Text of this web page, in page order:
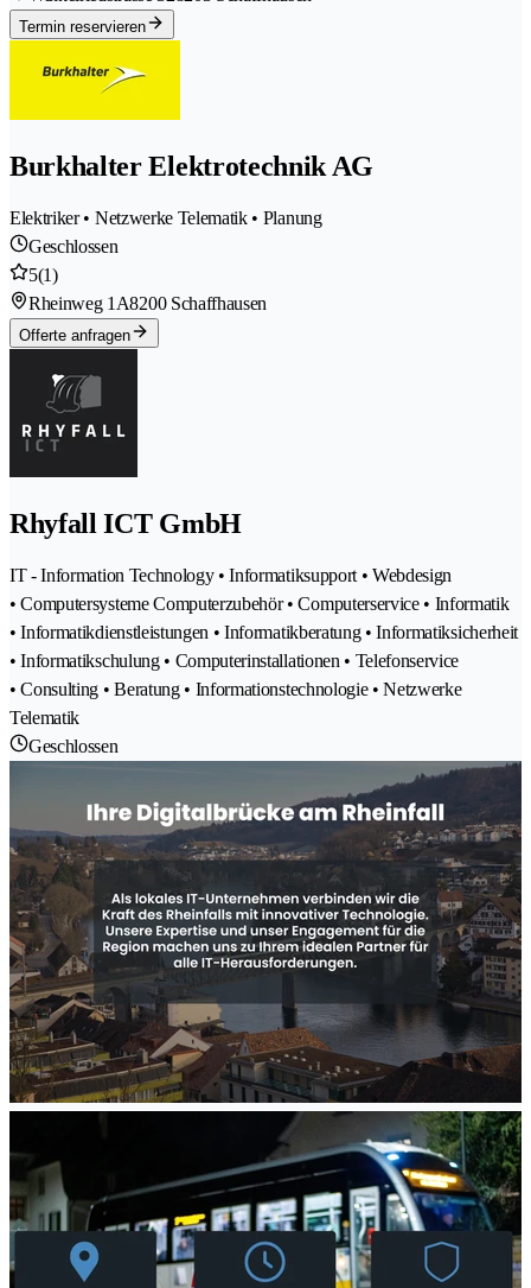
Termin reservieren
Burkhalter Elektrotechnik AG
Elektriker • Netzwerke Telematik • Planung
Geschlossen
5(1)
Rheinweg 1A8200 Schaffhausen
Offerte anfragen
Rhyfall ICT GmbH
IT - Information Technology • Informatiksupport • Webdesign
• Computersysteme Computerzubehör • Computerservice • Informatik
• Informatikdienstleistungen • Informatikberatung • Informatiksicherheit
• Informatikschulung • Computerinstallationen • Telefonservice
• Consulting • Beratung • Informationstechnologie • Netzwerke
Telematik
Geschlossen